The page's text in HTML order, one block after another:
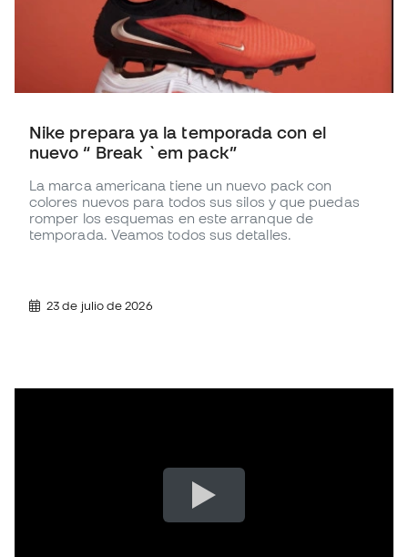
Nike prepara ya la temporada con el
nuevo “ Break `em pack”
La marca americana tiene un nuevo pack con
colores nuevos para todos sus silos y que puedas
romper los esquemas en este arranque de
temporada. Veamos todos sus detalles.
23 de julio de 2026